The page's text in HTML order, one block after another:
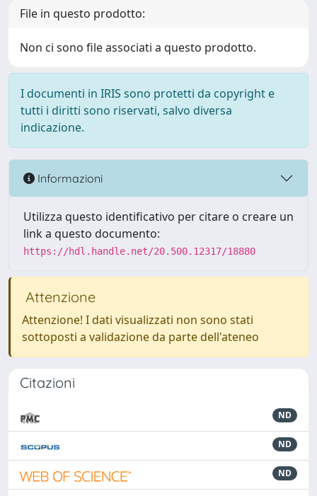
File in questo prodotto:
Non ci sono file associati a questo prodotto.
I documenti in IRIS sono protetti da copyright e
tutti i diritti sono riservati, salvo diversa
indicazione.
Informazioni
Utilizza questo identificativo per citare o creare un
link a questo documento:
https://hdl.handle.net/20.500.12317/18880
Attenzione
Attenzione! I dati visualizzati non sono stati
sottoposti a validazione da parte dell'ateneo
Citazioni
ND
ND
ND